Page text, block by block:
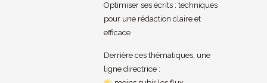
Optimiser ses écrits : techniques
pour une rédaction claire et
efficace
Derrière ces thématiques, une
ligne directrice :